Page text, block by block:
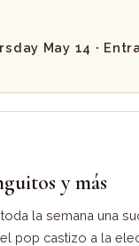
May 14 ·
y más
la semana una
pop castizo a la